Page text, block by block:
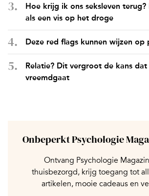
Hoe krijg ik ons seksleven
als een vis op het droge
Deze red flags kunnen wijzen op
Relatie? Dit vergroot de kans
vreemdgaat
Onbeperkt Psychologie
Ontvang Psychologie
thuisbezorgd, krijg toegang tot
artikelen, mooie cadeaus en